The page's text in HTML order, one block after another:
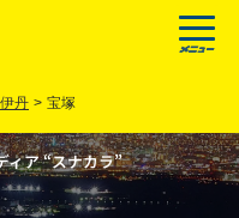
丹 > 宝塚
ィア “スナカラ”